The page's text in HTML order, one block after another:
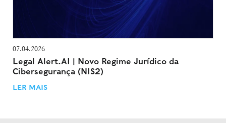
07.04.2026
Legal Alert.AI | Novo Regime Jurídico da
Cibersegurança (NIS2)
LER MAIS